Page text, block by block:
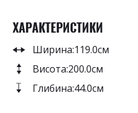
ХАРАКТЕРИСТИКИ
Ширина:119.0см
Висота:200.0см
Глибина:44.0см